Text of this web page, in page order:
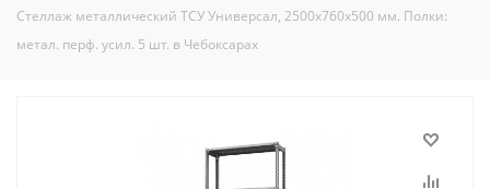
Стеллаж металлический ТСУ Универсал, 2500x760x500 мм. Полки:
метал. перф. усил. 5 шт. в Чебоксарах